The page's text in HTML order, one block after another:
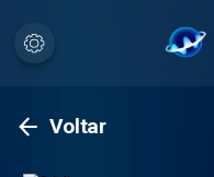
Voltar